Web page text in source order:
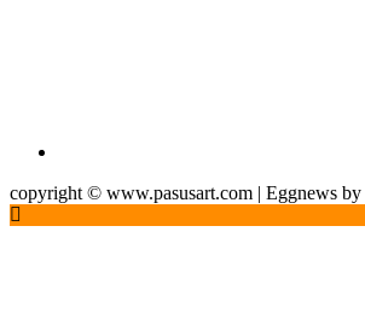
copyright © www.pasusart.com | Eggnews by